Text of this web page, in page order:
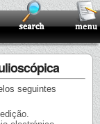
seguintes